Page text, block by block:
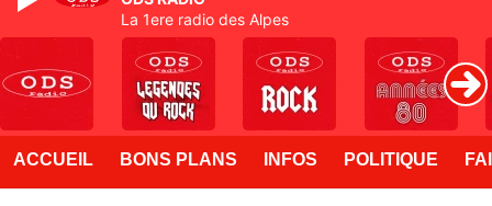
ACCUEIL BONS PLANS INFOS POLITIQUE
La 1ere radio des Alpes